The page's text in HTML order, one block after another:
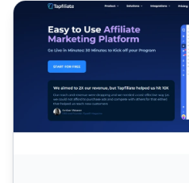
Tapfiliate Affiliate Programma